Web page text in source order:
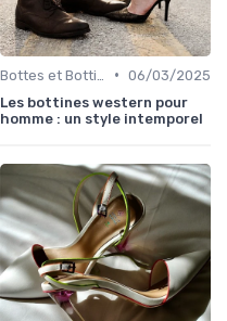
• 06/03/2025
Les bottines western pour
homme : un style intemporel